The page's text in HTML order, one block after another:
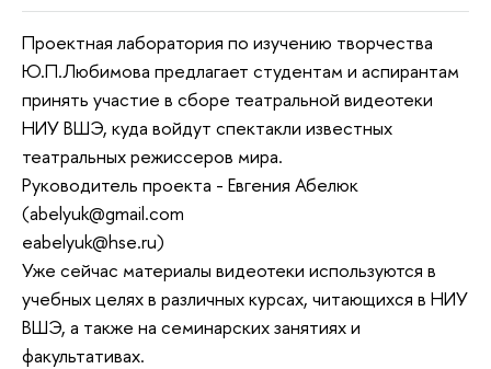
Проектная лаборатория по изучению творчества
Ю.П.Любимова предлагает студентам и аспирантам
принять участие в сборе театральной видеотеки
НИУ ВШЭ, куда войдут спектакли известных
театральных режиссеров мира.
Руководитель проекта - Евгения Абелюк
(abelyuk@gmail.com
eabelyuk@hse.ru)
Уже сейчас материалы видеотеки используются в
учебных целях в различных курсах, читающихся в НИУ
ВШЭ, а также на семинарских занятиях и
факультативах.